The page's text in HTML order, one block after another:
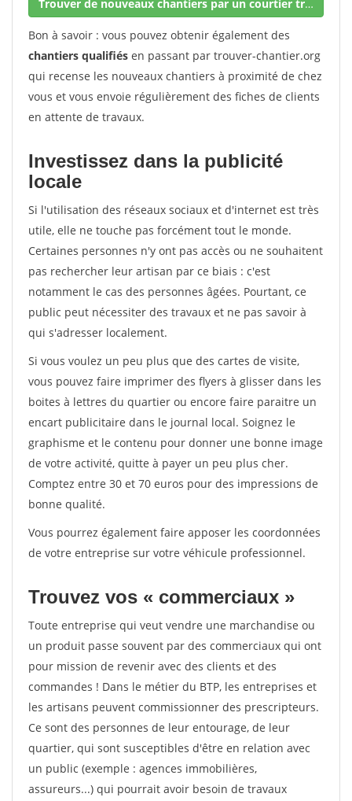
Trouver de nouveaux chantiers par un courtier travaux
Bon à savoir : vous pouvez obtenir également des
chantiers qualifiés en passant par trouver-chantier.org
qui recense les nouveaux chantiers à proximité de chez
vous et vous envoie régulièrement des fiches de clients
en attente de travaux.
Investissez dans la publicité
locale
Si l'utilisation des réseaux sociaux et d'internet est très
utile, elle ne touche pas forcément tout le monde.
Certaines personnes n'y ont pas accès ou ne souhaitent
pas rechercher leur artisan par ce biais : c'est
notamment le cas des personnes âgées. Pourtant, ce
public peut nécessiter des travaux et ne pas savoir à
qui s'adresser localement.
Si vous voulez un peu plus que des cartes de visite,
vous pouvez faire imprimer des flyers à glisser dans les
boites à lettres du quartier ou encore faire paraitre un
encart publicitaire dans le journal local. Soignez le
graphisme et le contenu pour donner une bonne image
de votre activité, quitte à payer un peu plus cher.
Comptez entre 30 et 70 euros pour des impressions de
bonne qualité.
Vous pourrez également faire apposer les coordonnées
de votre entreprise sur votre véhicule professionnel.
Trouvez vos « commerciaux »
Toute entreprise qui veut vendre une marchandise ou
un produit passe souvent par des commerciaux qui ont
pour mission de revenir avec des clients et des
commandes ! Dans le métier du BTP, les entreprises et
les artisans peuvent commissionner des prescripteurs.
Ce sont des personnes de leur entourage, de leur
quartier, qui sont susceptibles d'être en relation avec
un public (exemple : agences immobilières,
assureurs...) qui pourrait avoir besoin de travaux